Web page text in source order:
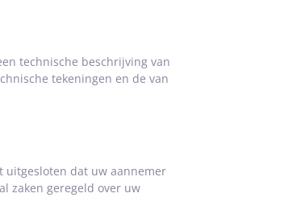
technische beschrijving van
tekeningen en de van
uitgesloten dat uw aannemer
zaken geregeld over uw